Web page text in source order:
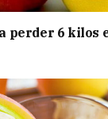
perder 6 kilos